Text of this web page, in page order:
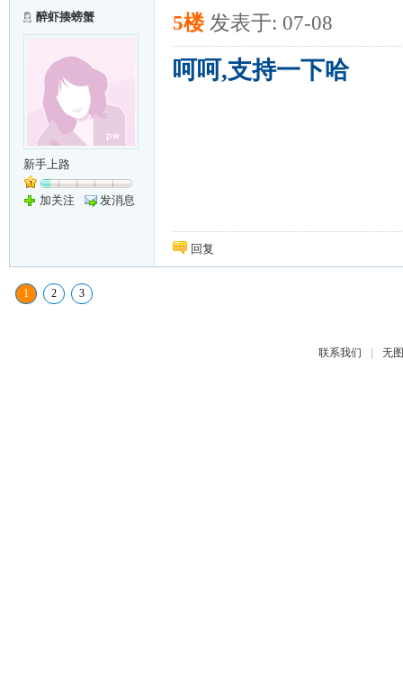
醉虾揍螃蟹
新手上路
加关注 发消息
5楼 发表于: 07-08
呵呵,支持一下哈
回复
1 2 3
联系我们 | 无